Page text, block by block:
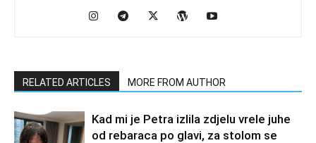
RELATED ARTICLES MORE FROM AUTHOR
Kad mi je Petra izlila zdjelu vrele juhe
od rebaraca po glavi, za stolom se